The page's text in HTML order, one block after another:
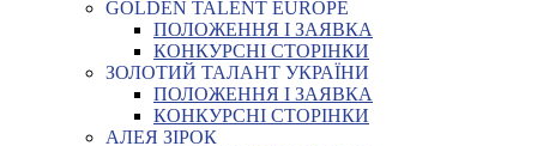
GOLDEN TALENT EUROPE
ПОЛОЖЕННЯ І ЗАЯВКА
КОНКУРСНІ СТОРІНКИ
ЗОЛОТИЙ ТАЛАНТ УКРАЇНИ
ПОЛОЖЕННЯ І ЗАЯВКА
КОНКУРСНІ СТОРІНКИ
АЛЕЯ ЗІРОК